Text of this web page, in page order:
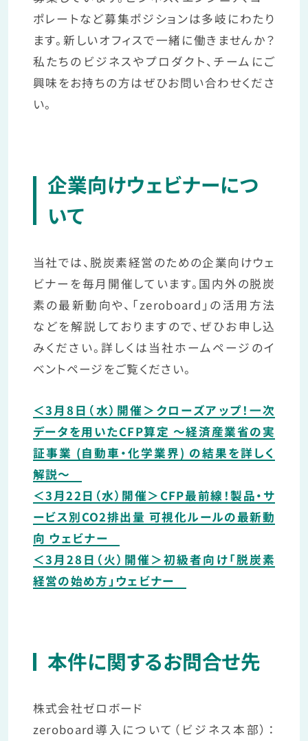
ポレートなど募集ポジションは多岐にわたり
ます。新しいオフィスで一緒に働きませんか？
私たちのビジネスやプロダクト、チームにご
興味をお持ちの方はぜひお問い合わせくださ
い。
企業向けウェビナーにつ
いて
当社では、脱炭素経営のための企業向けウェ
ビナーを毎月開催しています。国内外の脱炭
素の最新動向や、「zeroboard」の活用方法
などを解説しておりますので、ぜひお申し込
みください。詳しくは当社ホームページのイ
ベントページをご覧ください。
＜3月8日（水）開催＞クローズアップ！一次
データを用いたCFP算定 ～経済産業省の実
証事業 (自動車・化学業界) の結果を詳しく
解説～
＜3月22日（水）開催＞CFP最前線！製品・サ
ービス別CO2排出量 可視化ルールの最新動
向 ウェビナー
＜3月28日（火）開催＞初級者向け「脱炭素
経営の始め方」ウェビナー
本件に関するお問合せ先
株式会社ゼロボード
zeroboard導入について（ビジネス本部）：